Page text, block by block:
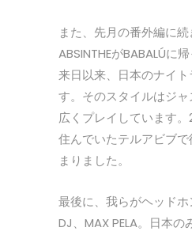
また、先月の番外編に続
ABSINTHEがBABALÚに
来日以来、日本のナイ
す。そのスタイルはジ
広くプレイしています
住んでいたテルアビブ
まりました。
最後に、我らがヘッドホ
DJ、MAX PELA。日本の